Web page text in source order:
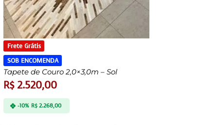
Frete Grátis
SOB ENCOMENDA
Tapete de Couro 2,0×3,0m – Sol
R$2.520,00
-10% R$2.268,00